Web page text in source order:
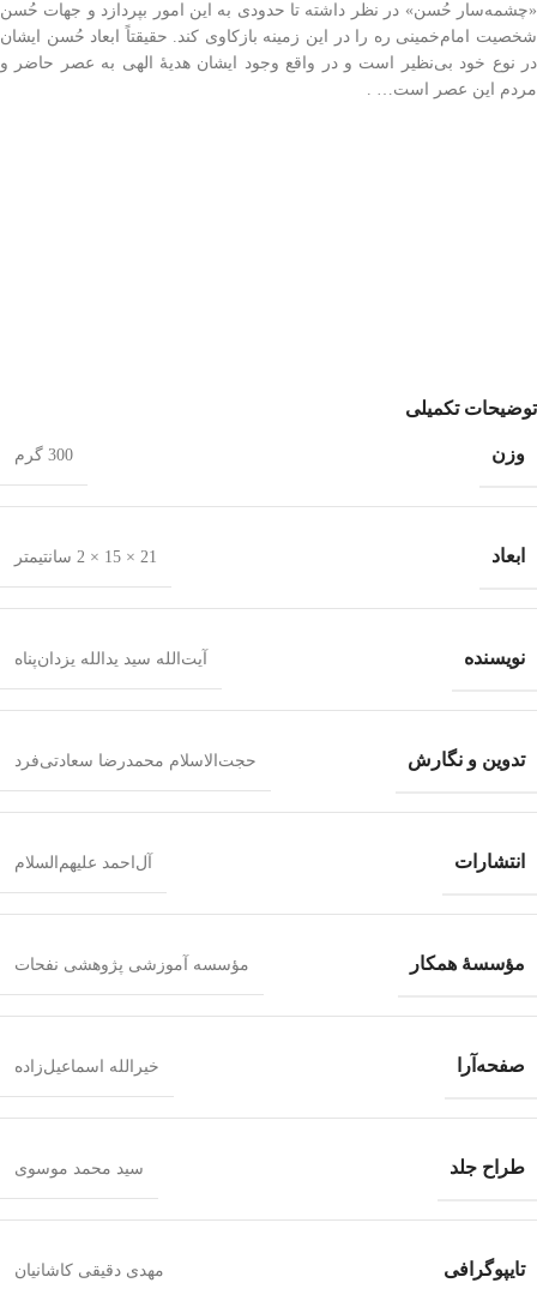
«چشمه‌سار حُسن» در نظر داشته تا حدودی به این امور بپردازد و جهات حُسن
شخصیت امام‌خمینی ره را در این زمینه بازکاوی کند. حقیقتاً ابعاد حُسن ایشان
در نوع خود بی‌نظیر است و در واقع وجود ایشان هدیۀ الهی به عصر حاضر و
مردم این عصر است… .
توضیحات تکمیلی
وزن 300 گرم
ابعاد 21 × 15 × 2 سانتیمتر
نویسنده آیت‌الله سید یدالله یزدان‌پناه
تدوین و نگارش حجت‌الاسلام محمدرضا سعادتی‌فرد
انتشارات آل‌احمد علیهم‌السلام
مؤسسۀ همکار مؤسسه آموزشی پژوهشی نفحات
صفحه‌آرا خیرالله اسماعیل‌زاده
طراح جلد سید محمد موسوی
تایپوگرافی مهدی دقیقی کاشانیان